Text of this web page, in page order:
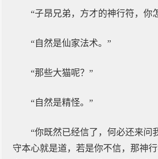
“子昂兄弟，方才的神行符，你
“自然是仙家法术。”
“那些大猫呢？”
“自然是精怪。”
“你既然已经信了，何必还来问
守本心就是道，若是你不信，那神